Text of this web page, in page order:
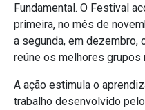
Fundamental. O Festival
primeira, no mês de
a segunda, em dezembro,
reúne os melhores grupos
A ação estimula o
trabalho desenvolvido